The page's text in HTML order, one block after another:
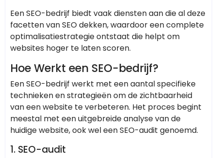
Een SEO-bedrijf biedt vaak diensten aan die al deze
facetten van SEO dekken, waardoor een complete
optimalisatiestrategie ontstaat die helpt om
websites hoger te laten scoren.
Hoe Werkt een SEO-bedrijf?
Een SEO-bedrijf werkt met een aantal specifieke
technieken en strategieën om de zichtbaarheid
van een website te verbeteren. Het proces begint
meestal met een uitgebreide analyse van de
huidige website, ook wel een SEO-audit genoemd.
1. SEO-audit